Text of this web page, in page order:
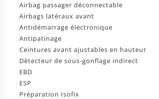
Airbag passager déconnectable
Airbags latéraux avant
Antidémarrage électronique
Antipatinage
Ceintures avant ajustables en hauteur
Détecteur de sous-gonflage indirect
EBD
ESP
Préparation Isofix